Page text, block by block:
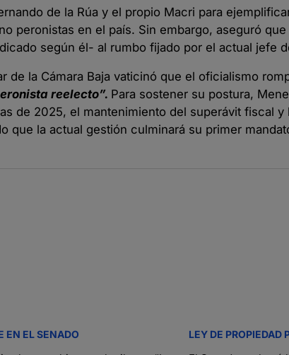
de la Rúa y el propio Macri para
peronistas en el país. Sin embargo, aseguró
según él- al rumbo fijado por el actual jefe
la Cámara Baja vaticinó que el oficialismo
reelecto”. Para sostener su postura,
de 2025, el mantenimiento del superávit fiscal y
que la actual gestión culminará su primer
EN EL SENADO LEY DE PROPIEDAD